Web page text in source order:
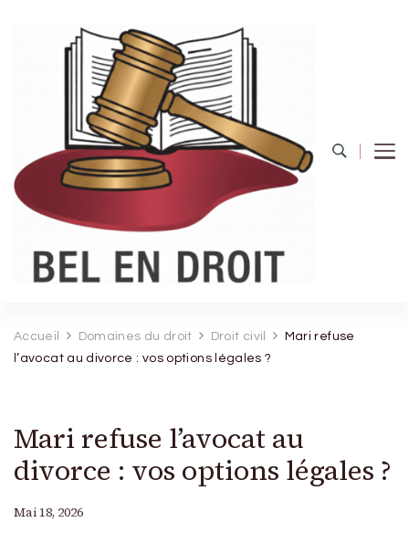
Accueil Domaines du droit Droit civil
Mari refuse
l’avocat au divorce : vos options légales ?
Mari refuse l’avocat au
divorce : vos options légales ?
Mai 18, 2026